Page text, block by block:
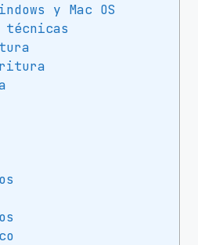
y Mac OS
técnicas